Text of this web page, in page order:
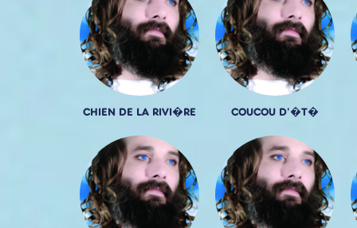
CHIEN DE LA RIVI�RE COUCOU D'�T�